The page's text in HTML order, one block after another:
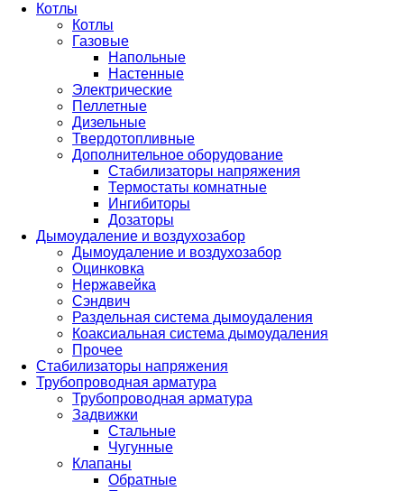
Котлы
Котлы
Газовые
Напольные
Настенные
Электрические
Пеллетные
Дизельные
Твердотопливные
Дополнительное оборудование
Стабилизаторы напряжения
Термостаты комнатные
Ингибиторы
Дозаторы
Дымоудаление и воздухозабор
Дымоудаление и воздухозабор
Оцинковка
Нержавейка
Сэндвич
Раздельная система дымоудаления
Коаксиальная система дымоудаления
Прочее
Стабилизаторы напряжения
Трубопроводная арматура
Трубопроводная арматура
Задвижки
Стальные
Чугунные
Клапаны
Обратные